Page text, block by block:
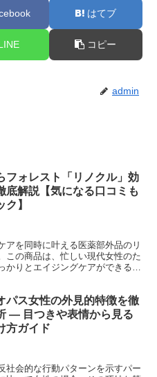
はてブ
コピー
admin
フォレスト「リノクル」効
底解説【気になる口コミも
ク】
アを同時に叶える医薬部外品のリ
この商品は、忙しい現代女性のた
かりとエイジングケアができるの
パス女性の外見的特徴を徹
― 目つきや表情から見る
方ガイド
社会的な行動パターンを示すパー